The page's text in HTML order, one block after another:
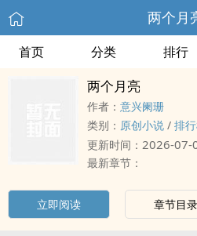
两个月
首页 分类 排行
两个月亮
作者： 意兴阑珊
类别： 原创小说 / 排
更新时间： 2026-07-
最新章节：
立即阅读 章节目录